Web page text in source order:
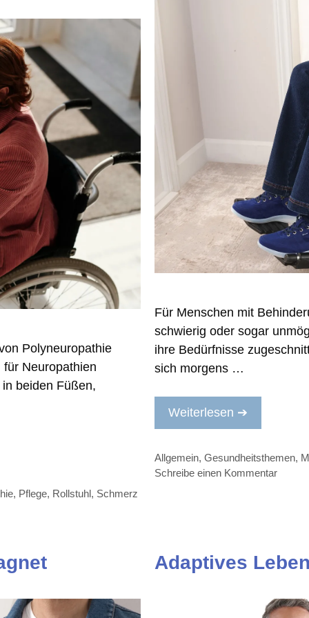
Polyneuropathie
Neuropathien
beiden Füßen,
, Pflege, Rollstuhl, Schmerz
Für Menschen mit
schwierig oder sogar
ihre Bedürfnisse
sich morgens …
Weiterlesen ➔
Kategorien
Allgemein, Gesundheitsthemen,
Schreibe einen Kommentar
Adaptives